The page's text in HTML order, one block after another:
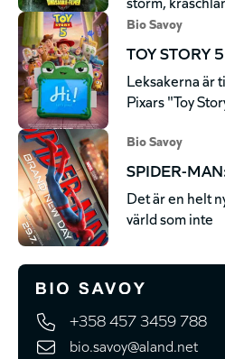
Bio Savoy
TOY STORY 5
Leksakerna är
Pixars "Toy
Bio Savoy
SPIDER-
Det är en helt
värld som inte
+358 457 3459 788
bio.savoy@aland.net